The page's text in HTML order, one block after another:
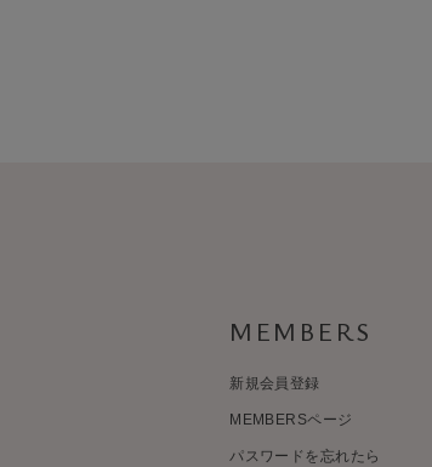
MEMBERS
新規会員登録
MEMBERSページ
パスワードを忘れたら